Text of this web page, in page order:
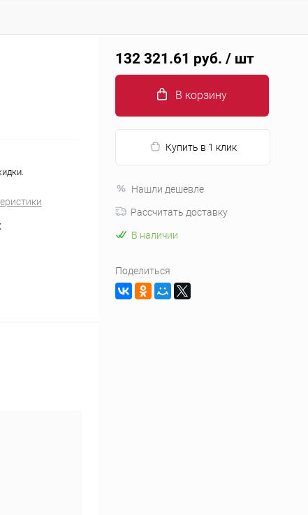
132 321.61 руб. / шт
В корзину
Купить в 1 клик
Нашли дешевле
Рассчитать доставку
В наличии
Поделиться